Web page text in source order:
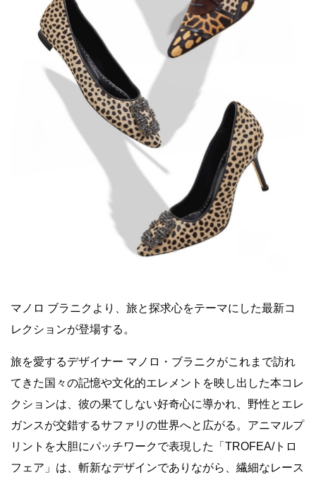
マノロ ブラニクより、旅と探求心をテーマにした最新コ
レクションが登場する。
旅を愛するデザイナー マノロ・ブラニクがこれまで訪れ
てきた国々の記憶や文化的エレメントを映し出した本コレ
クションは、彼の果てしない好奇心に導かれ、野性とエレ
ガンスが交錯するサファリの世界へと広がる。アニマルプ
リントを大胆にパッチワークで表現した「TROFEA/トロ
フェア」は、斬新なデザインでありながら、繊細なレース